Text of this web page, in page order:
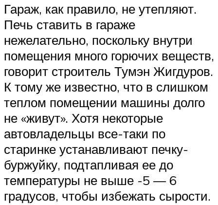
Гараж, как правило, не утепляют.
Печь ставить в гараже
нежелательно, поскольку внутри
помещения много горючих веществ,
говорит строитель Тумэн Жигдуров.
К тому же известно, что в слишком
теплом помещении машины долго
не «живут». Хотя некоторые
автовладельцы все-таки по
старинке устанавливают печку-
буржуйку, подтапливая ее до
температуры не выше -5 — 6
градусов, чтобы избежать сырости.